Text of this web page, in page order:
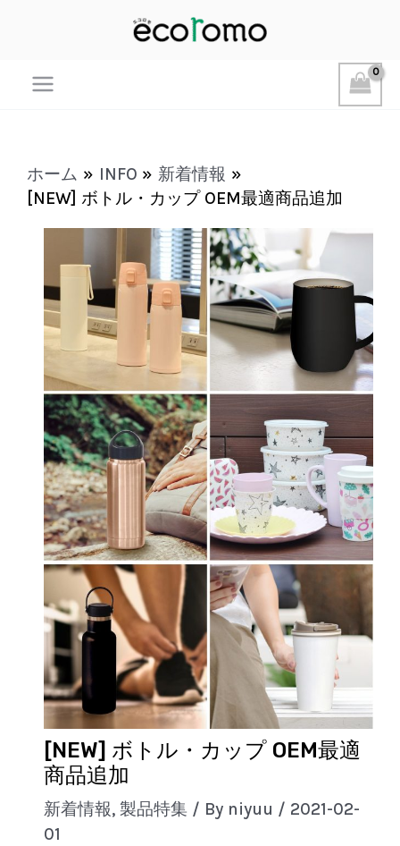
ホーム INFO
新着情報
[NEW] ボトル・カップ OEM最適商品追加
[NEW] ボトル・カップ OEM最適
商品追加
新着情報,製品特集 / By niyuu / 2021-02-
01